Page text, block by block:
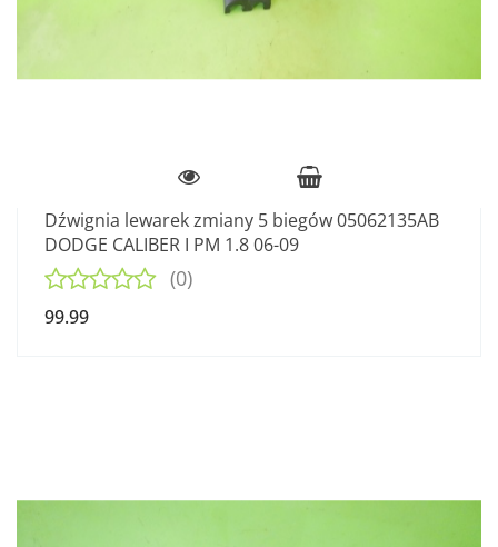
Dźwignia lewarek zmiany 5 biegów 05062135AB
DODGE CALIBER I PM 1.8 06-09
(0)
99.99